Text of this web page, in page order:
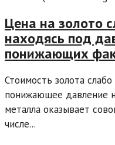
Цена на золото
находясь под
понижающих
Стоимость золота
понижающее давление
металла оказывает
числе...